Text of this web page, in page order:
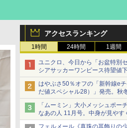
アクセスランキング
1時間 24時間 1週間
ユニクロ、今日から「お盆特別
シアサッカーワンピース待望値
ショーツは1990円に
はやぶさ50％オフの「新幹線e
だ値スペシャル28）」発売。秋
ねっと限定
「ムーミン」大小メッシュポー
なあの人 11月号。中身が見やす
も使える
フェルメール《真珠の耳飾りの